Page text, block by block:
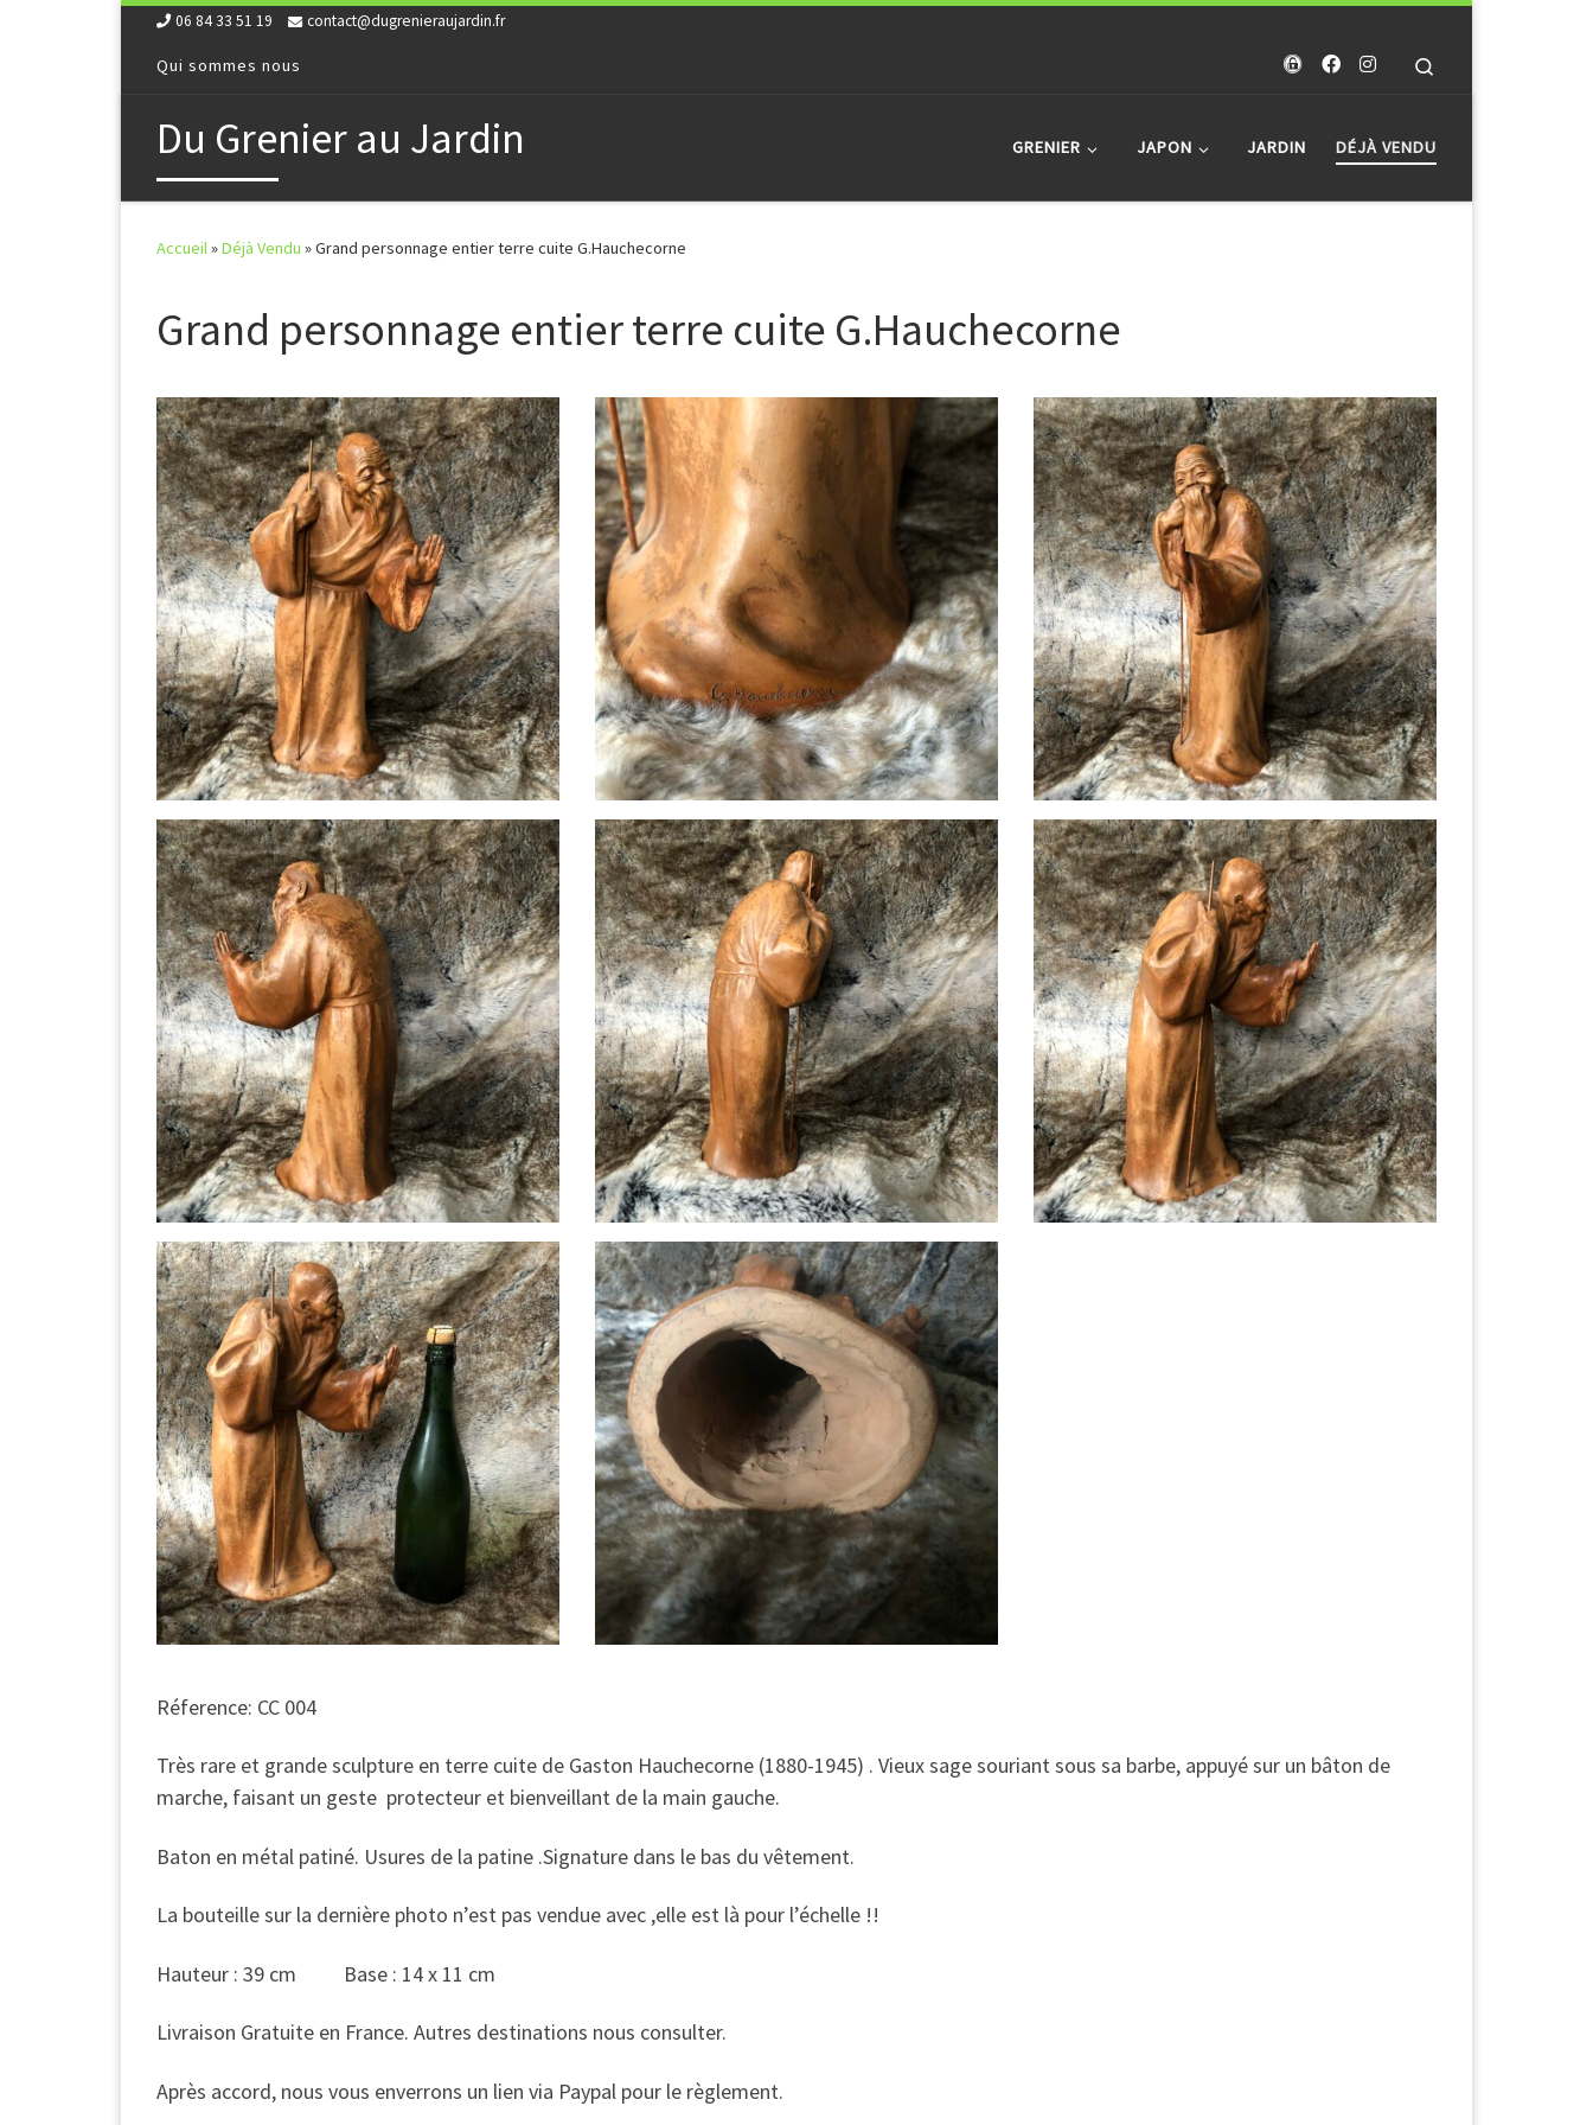
06 84 33 51 19 contact@dugrenieraujardin.fr
Qui sommes nous
Du Grenier au Jardin GRENIER JAPON JARDIN DÉJÀ VENDU
Accueil»Déjà Vendu »Grand personnage entier terre cuite G.Hauchecorne
Grand personnage entier terre cuite G.Hauchecorne
Réference: CC 004
Très rare et grande sculpture en terre cuite de Gaston Hauchecorne (1880-1945) . Vieux sage souriant sous sa barbe, appuyé sur un bâton de
marche, faisant un geste protecteur et bienveillant de la main gauche.
Baton en métal patiné. Usures de la patine .Signature dans le bas du vêtement.
La bouteille sur la dernière photo n’est pas vendue avec ,elle est là pour l’échelle !!
Hauteur : 39 cm Base : 14 x 11 cm
Livraison Gratuite en France. Autres destinations nous consulter.
Après accord, nous vous enverrons un lien via Paypal pour le règlement.